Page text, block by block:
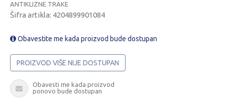
ANTIKLIZNE TRAKE
Šifra artikla: 4204899901084
Obavestite me kada proizvod bude dostupan
PROIZVOD VIŠE NIJE DOSTUPAN
Obavesti me kada proizvod
ponovo bude dostupan